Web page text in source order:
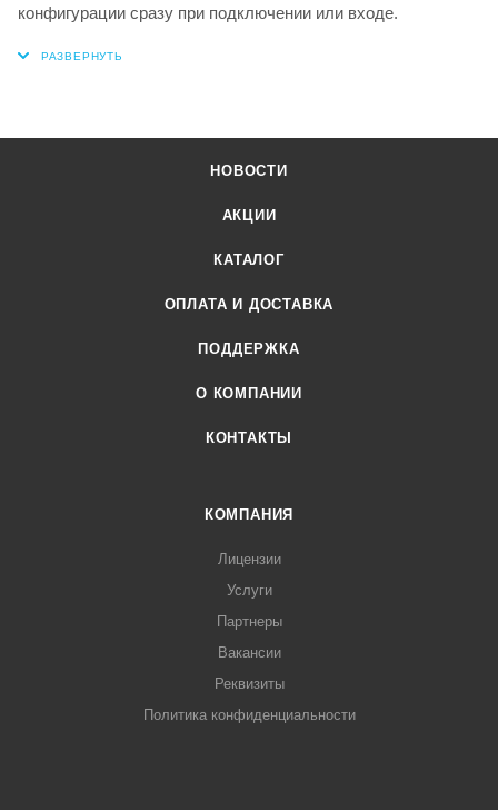
конфигурации сразу при подключении или входе.
НОВОСТИ
АКЦИИ
КАТАЛОГ
ОПЛАТА И ДОСТАВКА
ПОДДЕРЖКА
О КОМПАНИИ
КОНТАКТЫ
КОМПАНИЯ
Лицензии
Услуги
Партнеры
Вакансии
Реквизиты
Политика конфиденциальности